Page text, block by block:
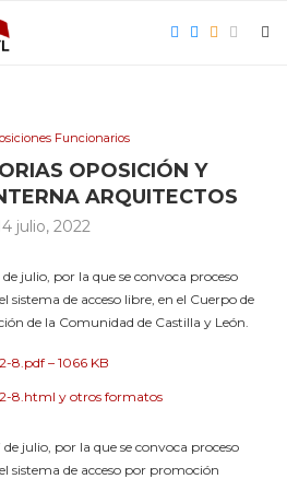
Funcionarios
OPOSICIÓN Y
ARQUITECTOS
julio, 2022
julio, por la que se convoca proceso
sistema de acceso libre, en el Cuerpo de
de la Comunidad de Castilla y León.
8.pdf – 1066 KB
8.html y otros formatos
julio, por la que se convoca proceso
sistema de acceso por promoción